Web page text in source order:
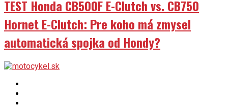
Hornet E-Clutch: Pre koho má zmysel
automatická spojka od Hondy?